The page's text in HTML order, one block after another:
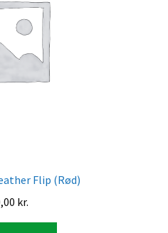
Flip (Rød)
kr.